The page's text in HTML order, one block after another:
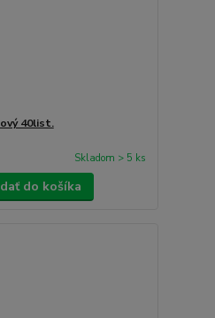
40list.
Skladom > 5 ks
do košíka